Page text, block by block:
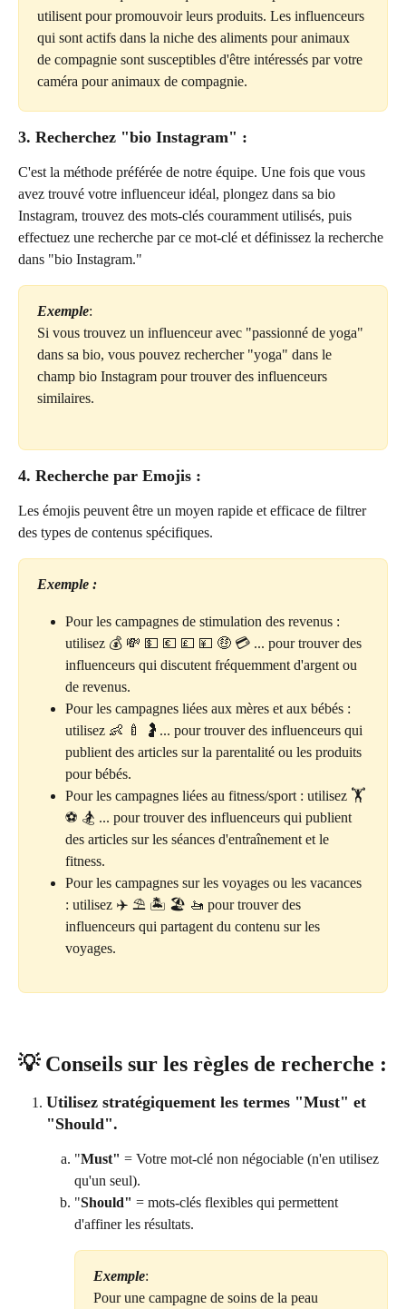
utilisent pour promouvoir leurs produits. Les influenceurs
qui sont actifs dans la niche des aliments pour animaux
de compagnie sont susceptibles d'être intéressés par votre
caméra pour animaux de compagnie.
3. Recherchez "bio Instagram" :
C'est la méthode préférée de notre équipe. Une fois que vous
avez trouvé votre influenceur idéal, plongez dans sa bio
Instagram, trouvez des mots-clés couramment utilisés, puis
effectuez une recherche par ce mot-clé et définissez la recherche
dans "bio Instagram."
Exemple:
Si vous trouvez un influenceur avec "passionné de yoga"
dans sa bio, vous pouvez rechercher "yoga" dans le
champ bio Instagram pour trouver des influenceurs
similaires.
4. Recherche par Emojis :
Les émojis peuvent être un moyen rapide et efficace de filtrer
des types de contenus spécifiques.
Exemple :
Pour les campagnes de stimulation des revenus :
utilisez 💰 💸 💵 💶 💷 💴 🤑 💳 ... pour trouver des
influenceurs qui discutent fréquemment d'argent ou
de revenus.
Pour les campagnes liées aux mères et aux bébés :
utilisez 👶 🍼 🤰... pour trouver des influenceurs qui
publient des articles sur la parentalité ou les produits
pour bébés.
Pour les campagnes liées au fitness/sport : utilisez 🏋️
⚽️ 🏂 ... pour trouver des influenceurs qui publient
des articles sur les séances d'entraînement et le
fitness.
Pour les campagnes sur les voyages ou les vacances
: utilisez ✈️ ⛱️ 🏝️ 🏖️ 🚤 pour trouver des
influenceurs qui partagent du contenu sur les
voyages.
💡 Conseils sur les règles de recherche :
Utilisez stratégiquement les termes "Must" et
"Should".
"Must" = Votre mot-clé non négociable (n'en utilisez
qu'un seul).
"Should" = mots-clés flexibles qui permettent
d'affiner les résultats.
Exemple:
Pour une campagne de soins de la peau